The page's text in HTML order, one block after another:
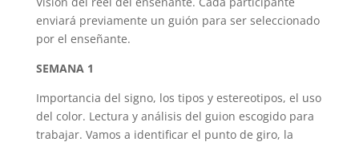
enviará previamente un guión para ser seleccionado
por el enseñante.
SEMANA 1
Importancia del signo, los tipos y estereotipos, el uso
del color. Lectura y análisis del guion escogido para
trabajar. Vamos a identificar el punto de giro, la